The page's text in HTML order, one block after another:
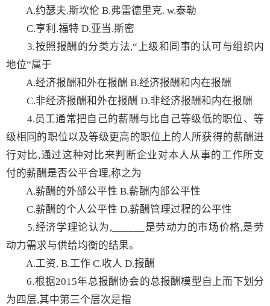
A.约瑟夫.斯坎伦 B.弗雷德里克. w.泰勒
C.亨利.福特 D.亚当.斯密
3.按照报酬的分类方法,“上级和同事的认可与组织内
地位”属于
A.经济报酬和外在报酬 B.经济报酬和内在报酬
C.非经济报酬和外在报酬 D.非经济报酬和内在报酬
4.员工通常把自己的薪酬与比自己等级低的职位、等
级相同的职位以及等级更高的职位上的人所获得的薪酬进
行对比,通过这种对比来判断企业对本人从事的工作所支
付的薪酬是否公平合理,称之为
A.薪酬的外部公平性 B.薪酬内部公平性
C.薪酬的个人公平性 D.薪酬管理过程的公平性
5.经济学理论认为,______是劳动力的市场价格,是劳
动力需求与供给均衡的结果。
A.工资. B.工作 C.收人 D.报酬
6.根据2015年总报酬协会的总报酬模型自上而下划分
为四层,其中第三个层次是指